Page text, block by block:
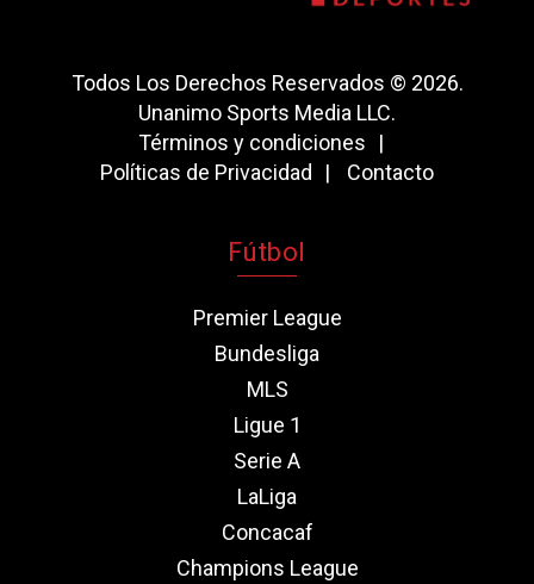
Todos Los Derechos Reservados © 2026.
Unanimo Sports Media LLC.
Términos y condiciones
Políticas de Privacidad
Contacto
Fútbol
Premier League
Bundesliga
MLS
Ligue 1
Serie A
LaLiga
Concacaf
Champions League